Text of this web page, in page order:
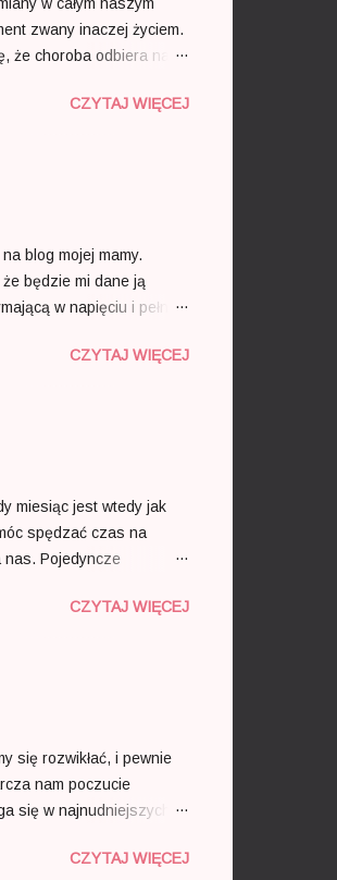
zwany inaczej życiem.
że choroba odbiera nam
ani go nie skróci -
p...
CZYTAJ WIĘCEJ
blog mojej mamy.
będzie mi dane ją
w napięciu i pełną
Watson. Jego żona
CZYTAJ WIĘCEJ
miesiąc jest wtedy jak
spędzać czas na
nas. Pojedyncze
fakt rychłego
odmierzany jest
CZYTAJ WIĘCEJ
się rozwikłać, i pewnie
nam poczucie
się w najnudniejszych
wniosków i doskonale
CZYTAJ WIĘCEJ